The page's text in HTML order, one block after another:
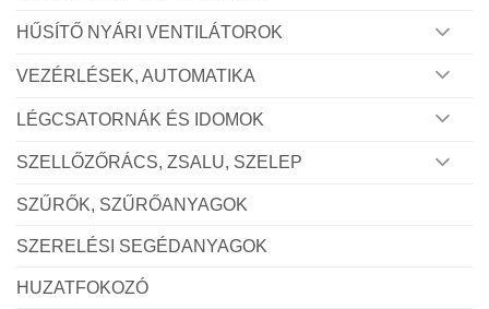
HŰSÍTŐ NYÁRI VENTILÁTOROK
VEZÉRLÉSEK, AUTOMATIKA
LÉGCSATORNÁK ÉS IDOMOK
SZELLŐZŐRÁCS, ZSALU, SZELEP
SZŰRŐK, SZŰRŐANYAGOK
SZERELÉSI SEGÉDANYAGOK
HUZATFOKOZÓ